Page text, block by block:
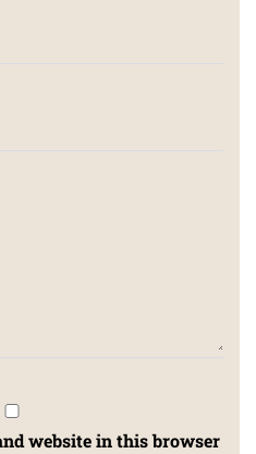
website in this browser